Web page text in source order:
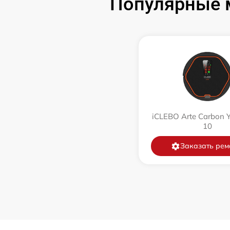
Ремонт цепи питания
Замена датчиков управления, высоты,
iCLEBO Arte Carbon
10
Заказать